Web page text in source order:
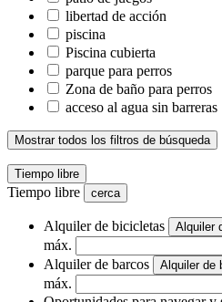
libertad de acción
piscina
Piscina cubierta
parque para perros
Zona de baño para perros
acceso al agua sin barreras
Mostrar todos los filtros de búsqueda
Tiempo libre
Tiempo libre cerca
Alquiler de bicicletas Alquiler
máx.
Alquiler de barcos
Alquiler de
máx.